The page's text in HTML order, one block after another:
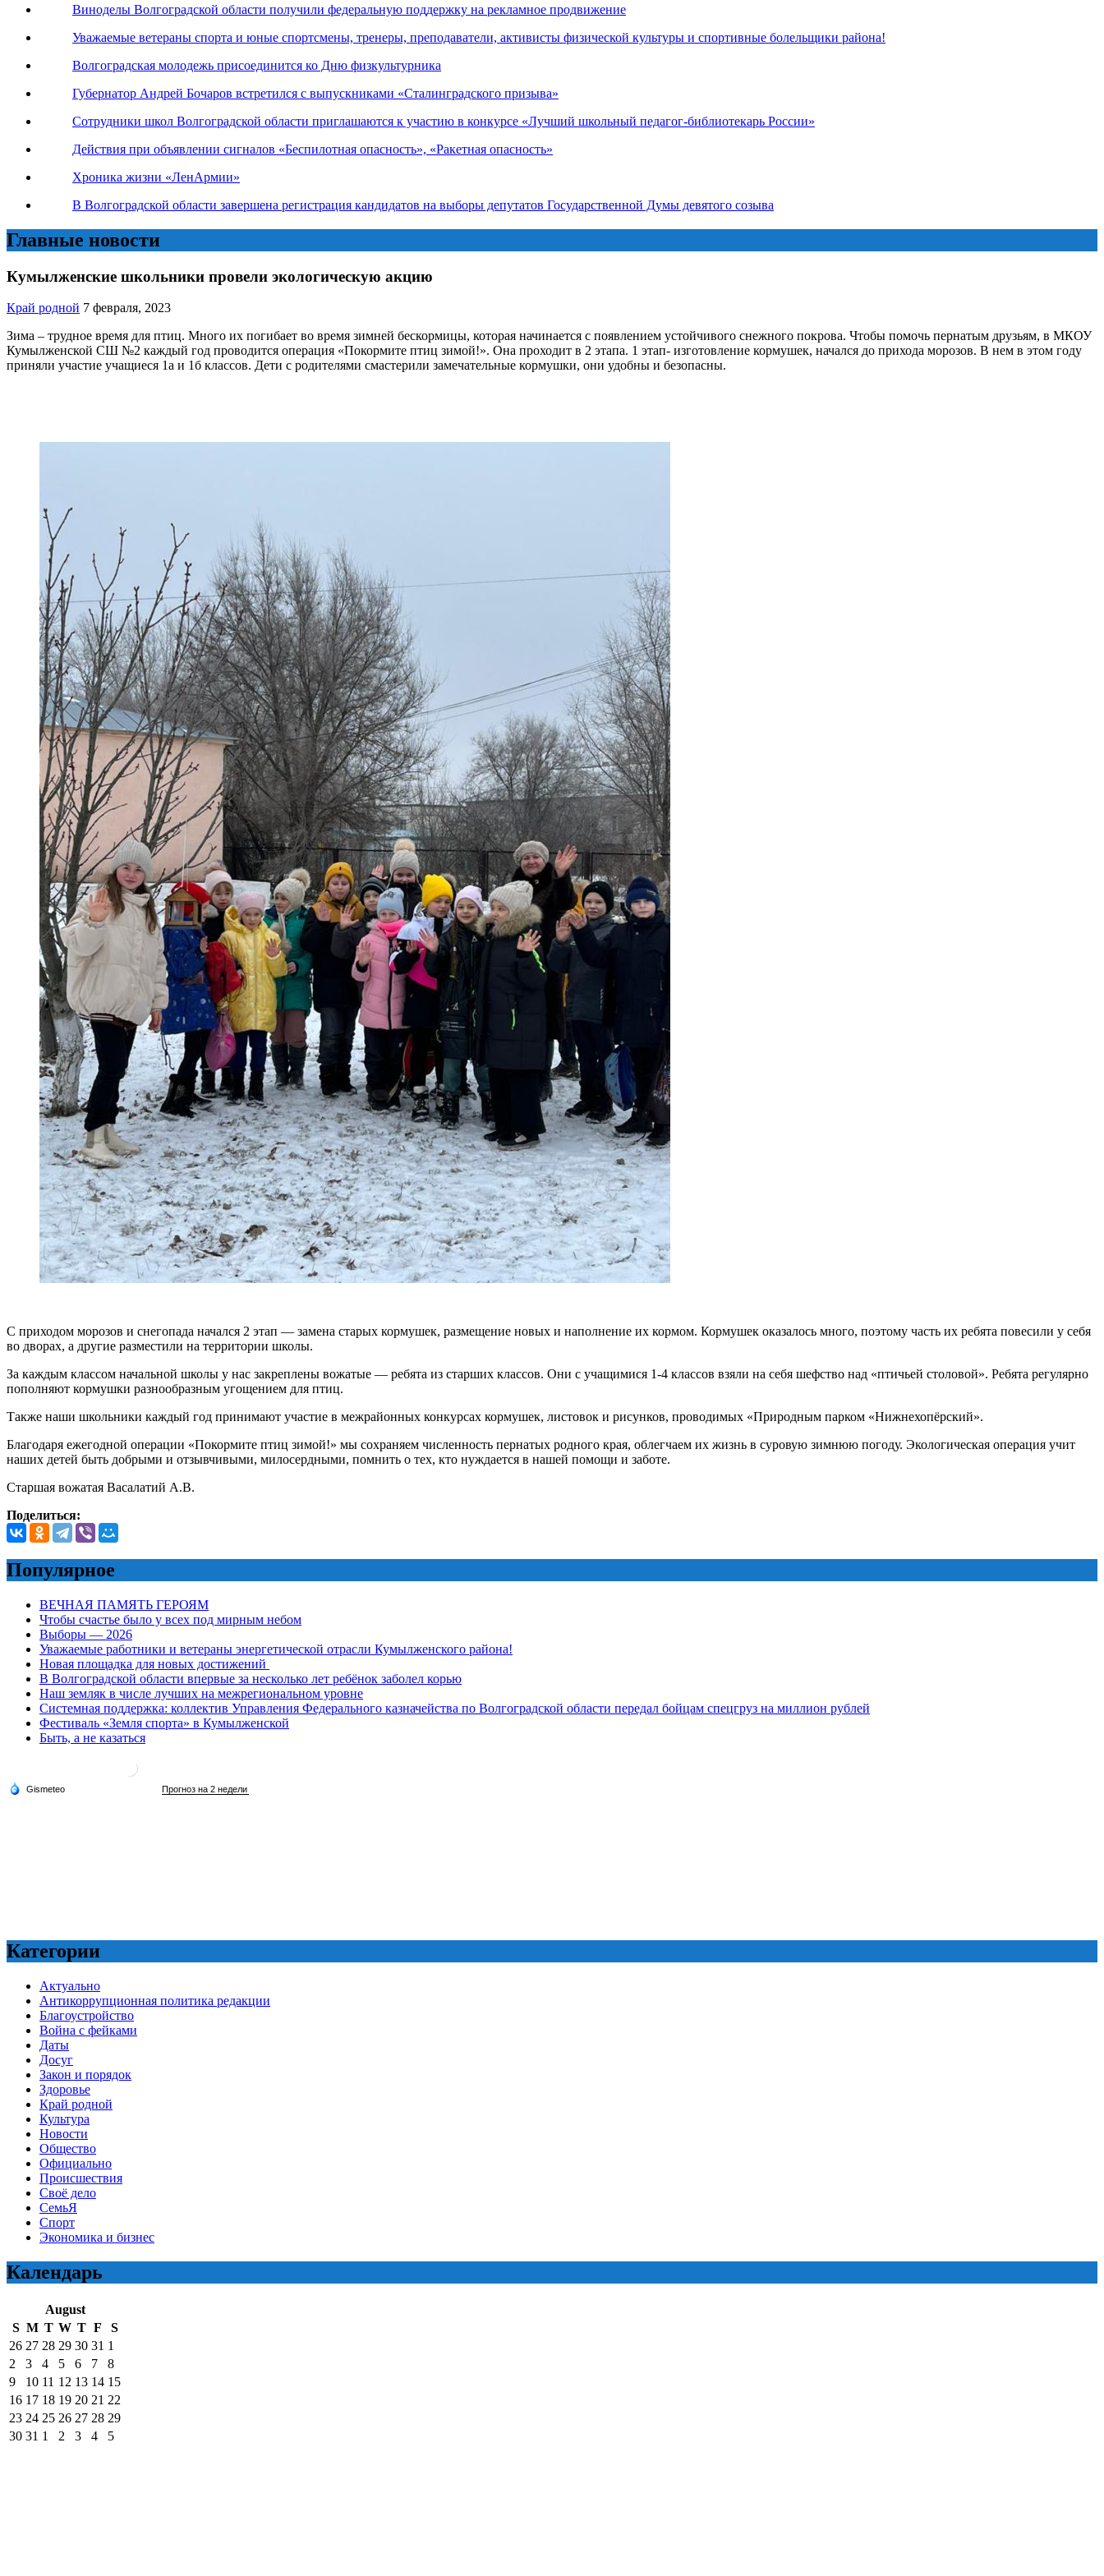
Виноделы Волгоградской области получили федеральную поддержку на рекламное продвижение
Уважаемые ветераны спорта и юные спортсмены, тренеры, преподаватели, активисты физической культуры и спортивные болельщики района!
Волгоградская молодежь присоединится ко Дню физкультурника
Губернатор Андрей Бочаров встретился с выпускниками «Сталинградского призыва»
Сотрудники школ Волгоградской области приглашаются к участию в конкурсе «Лучший школьный педагог-библиотекарь России»
Действия при объявлении сигналов «Беспилотная опасность», «Ракетная опасность»
Хроника жизни «ЛенАрмии»
В Волгоградской области завершена регистрация кандидатов на выборы депутатов Государственной Думы девятого созыва
Главные новости
Кумылженские школьники провели экологическую акцию
Край родной 7 февраля, 2023
Зима – трудное время для птиц. Много их погибает во время зимней бескормицы, которая начинается с появлением устойчивого снежного покрова. Чтобы помочь пернатым друзьям, в МКОУ
Кумылженской СШ №2 каждый год проводится операция «Покормите птиц зимой!». Она проходит в 2 этапа. 1 этап- изготовление кормушек, начался до прихода морозов. В нем в этом году
приняли участие учащиеся 1а и 1б классов. Дети с родителями смастерили замечательные кормушки, они удобны и безопасны.
С приходом морозов и снегопада начался 2 этап — замена старых кормушек, размещение новых и наполнение их кормом. Кормушек оказалось много, поэтому часть их ребята повесили у себя
во дворах, а другие разместили на территории школы.
За каждым классом начальной школы у нас закреплены вожатые — ребята из старших классов. Они с учащимися 1-4 классов взяли на себя шефство над «птичьей столовой». Ребята регулярно
пополняют кормушки разнообразным угощением для птиц.
Также наши школьники каждый год принимают участие в межрайонных конкурсах кормушек, листовок и рисунков, проводимых «Природным парком «Нижнехопёрский».
Благодаря ежегодной операции «Покормите птиц зимой!» мы сохраняем численность пернатых родного края, облегчаем их жизнь в суровую зимнюю погоду. Экологическая операция учит
наших детей быть добрыми и отзывчивыми, милосердными, помнить о тех, кто нуждается в нашей помощи и заботе.
Старшая вожатая Васалатий А.В.
Поделиться:
Популярное
ВЕЧНАЯ ПАМЯТЬ ГЕРОЯМ
Чтобы счастье было у всех под мирным небом
Выборы — 2026
Уважаемые работники и ветераны энергетической отрасли Кумылженского района!
Новая площадка для новых достижений
В Волгоградской области впервые за несколько лет ребёнок заболел корью
Наш земляк в числе лучших на межрегиональном уровне
Системная поддержка: коллектив Управления Федерального казначейства по Волгоградской области передал бойцам спецгруз на миллион рублей
Фестиваль «Земля спорта» в Кумылженской
Быть, а не казаться
Категории
Актуально
Антикоррупционная политика редакции
Благоустройство
Война с фейками
Даты
Досуг
Закон и порядок
Здоровье
Край родной
Культура
Новости
Общество
Официально
Происшествия
Своё дело
СемьЯ
Спорт
Экономика и бизнес
Календарь
August
S M T W T F
S
26 27 28 29 30 31 1
2
3 4 5 6 7
8
9
10 11 12 13 14 15
16 17 18 19 20 21 22
23 24 25 26 27 28 29
30 31 1 2 3 4 5